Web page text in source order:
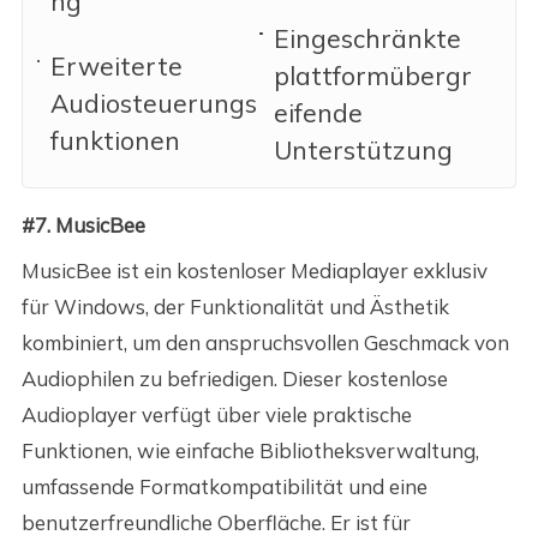
Erweiterte
Audiosteuerungs
funktionen
Eingeschränkte
plattformübergr
eifende
Unterstützung
#7. MusicBee
MusicBee ist ein kostenloser Mediaplayer exklusiv
für Windows, der Funktionalität und Ästhetik
kombiniert, um den anspruchsvollen Geschmack von
Audiophilen zu befriedigen. Dieser kostenlose
Audioplayer verfügt über viele praktische
Funktionen, wie einfache Bibliotheksverwaltung,
umfassende Formatkompatibilität und eine
benutzerfreundliche Oberfläche. Er ist für